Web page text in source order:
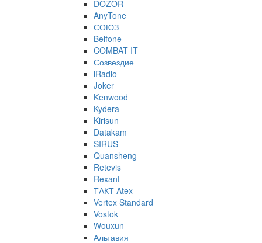
DOZOR
AnyTone
СОЮЗ
Belfone
COMBAT IT
Созвездие
iRadio
Joker
Kenwood
Kydera
Kirisun
Datakam
SIRUS
Quansheng
Retevis
Rexant
ТАКТ Atex
Vertex Standard
Vostok
Wouxun
Альтавия